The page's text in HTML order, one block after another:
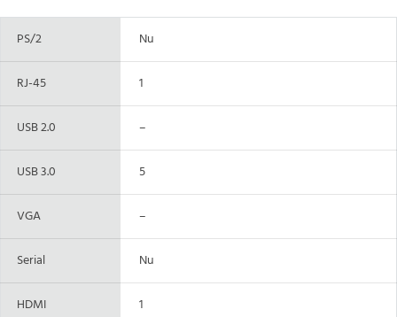
PS/2 Nu
RJ-45 1
USB 2.0 –
USB 3.0 5
VGA –
Serial Nu
HDMI 1